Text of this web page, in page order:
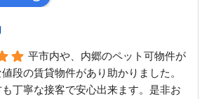
平市内や、内郷のペット可物件が
段の賃貸物件があり助かりました。
丁寧な接客で安心出来ます。是非お